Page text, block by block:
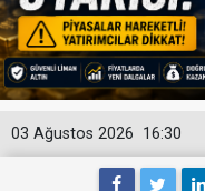
16:30
03 Ağustos 2026